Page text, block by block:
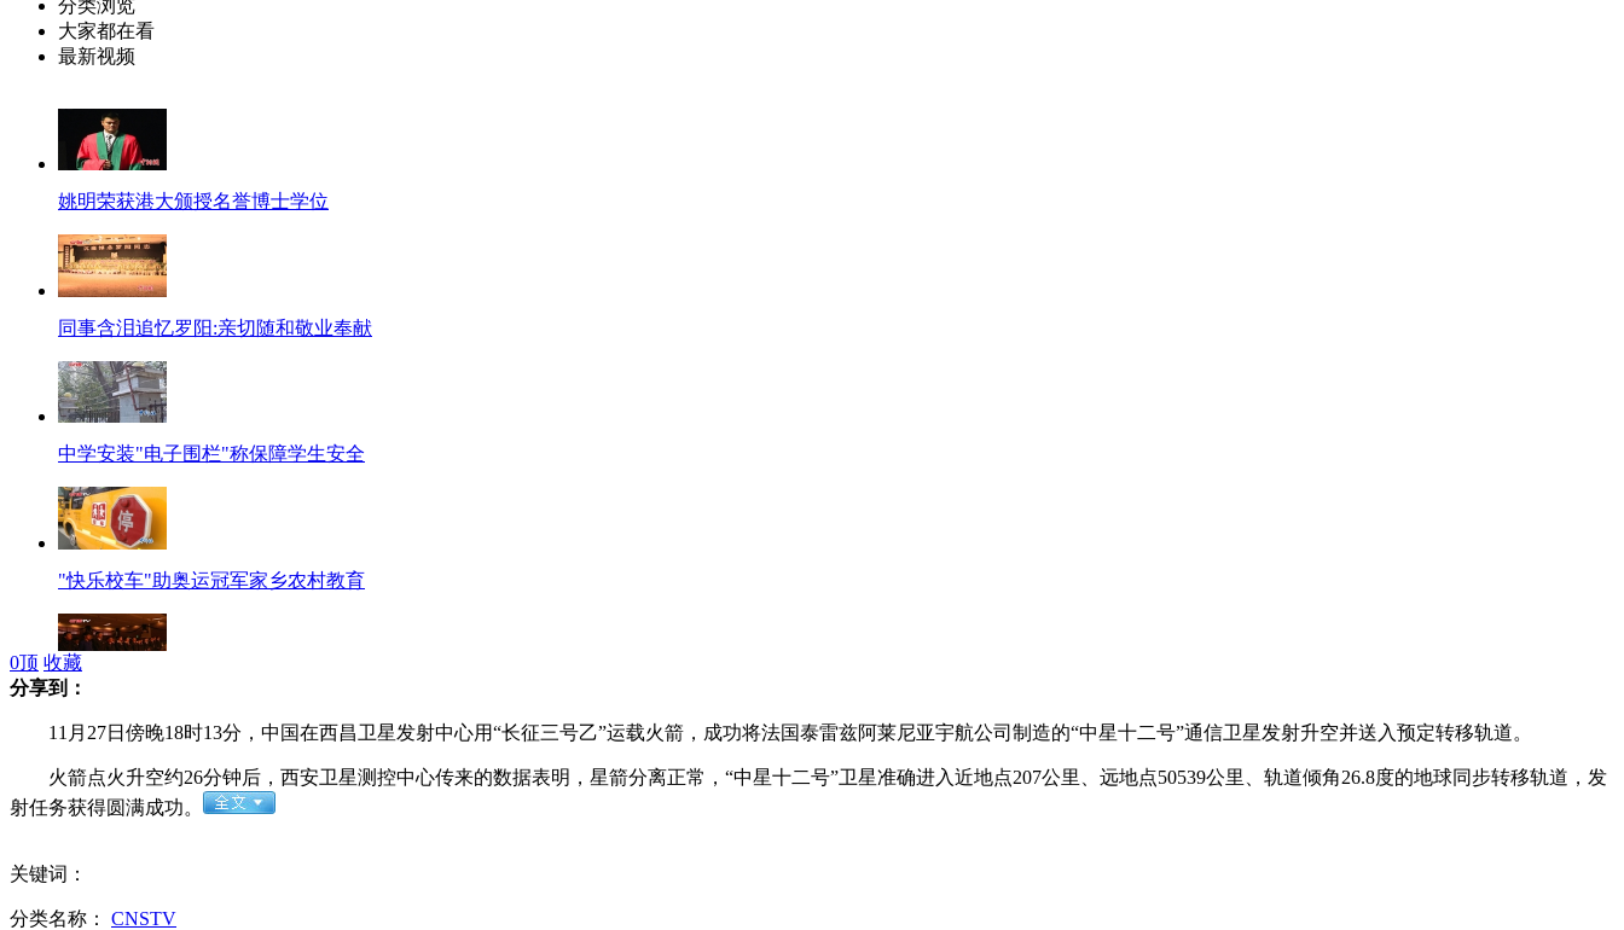
分类浏览
大家都在看
最新视频
姚明荣获港大颁授名誉博士学位
同事含泪追忆罗阳:亲切随和敬业奉献
中学安装"电子围栏"称保障学生安全
"快乐校车"助奥运冠军家乡农村教育
0顶 收藏
分享到：
11月27日傍晚18时13分，中国在西昌卫星发射中心用“长征三号乙”运载火箭，成功将法国泰雷兹阿莱尼亚宇航公司制造的“中星十二号”通信卫星发射升空并送入预定转移轨道。
火箭点火升空约26分钟后，西安卫星测控中心传来的数据表明，星箭分离正常，“中星十二号”卫星准确进入近地点207公里、远地点50539公里、轨道倾角26.8度的地球同步转移轨道，发
射任务获得圆满成功。
关键词：
分类名称： CNSTV